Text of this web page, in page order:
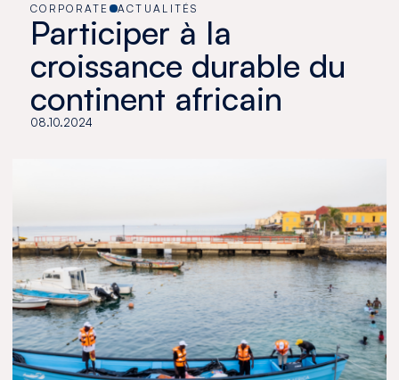
CORPORATE ACTUALITÉS
Participer à la
croissance durable du
continent africain
08.10.2024